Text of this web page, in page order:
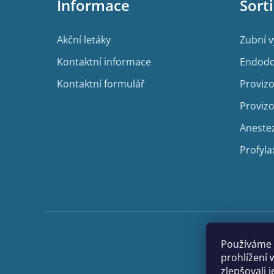
prohlížení
zlepšovali
Informace
Akční letáky
Kontaktní informace
Kontaktní formulář
Zubní